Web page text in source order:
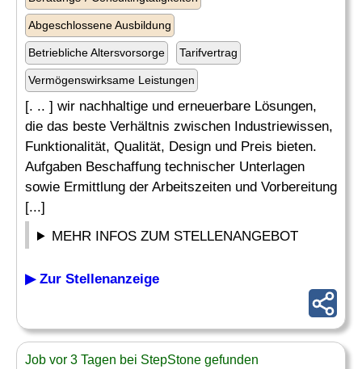
Abgeschlossene Ausbildung
Betriebliche Altersvorsorge Tarifvertrag
Vermögenswirksame Leistungen
[. .. ] wir nachhaltige und erneuerbare Lösungen,
die das beste Verhältnis zwischen Industriewissen,
Funktionalität, Qualität, Design und Preis bieten.
Aufgaben Beschaffung technischer Unterlagen
sowie Ermittlung der Arbeitszeiten und Vorbereitung
[...]
MEHR INFOS ZUM STELLENANGEBOT
▶ Zur Stellenanzeige
Job vor 3 Tagen bei StepStone gefunden